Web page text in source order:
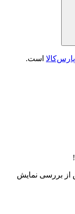
است.
از بررسی نمایش